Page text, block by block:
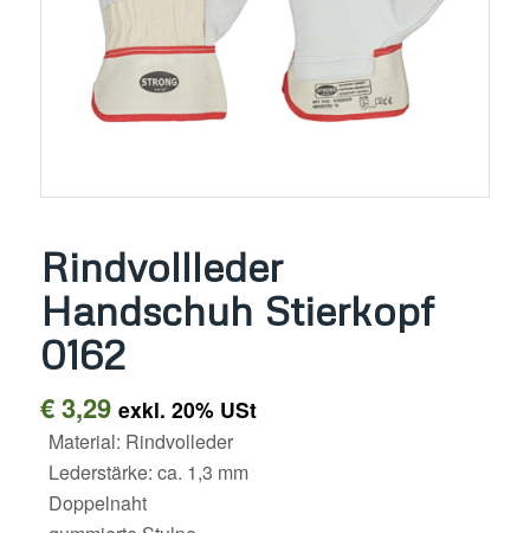
Rindvollleder
Handschuh Stierkopf
0162
€3,29 exkl. 20% USt
Material: Rindvolleder
Lederstärke: ca. 1,3 mm
Doppelnaht